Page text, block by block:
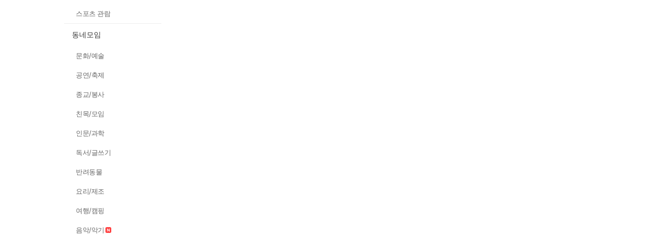
스포츠 관람
동네모임
문화/예술
공연/축제
종교/봉사
친목/모임
인문/과학
독서/글쓰기
반려동물
요리/제조
여행/캠핑
음악/악기